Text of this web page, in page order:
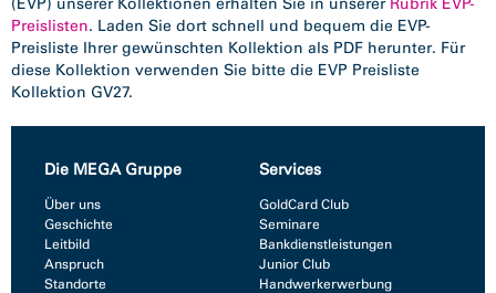
Preislisten. Laden Sie dort schnell und bequem die EVP-
Preisliste Ihrer gewünschten Kollektion als PDF herunter. Für
diese Kollektion verwenden Sie bitte die EVP Preisliste
Kollektion GV27.
Die MEGA Gruppe
Über uns
Geschichte
Leitbild
Anspruch
Standorte
Services
GoldCard Club
Seminare
Bankdienstleistungen
Junior Club
Handwerkerwerbung